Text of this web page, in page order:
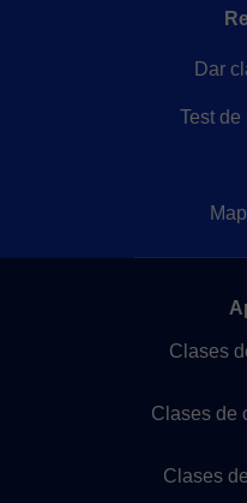
Dar
Test
Clases
Clases de
Clases